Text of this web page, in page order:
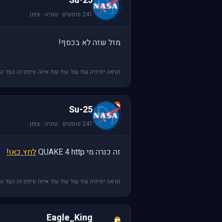
241 פוסטים · נתניה - צפון
מזל שזה לא בכסף!
תראה ימיניה עוד עוד עוד עוד איזה טיפס זה הצד
S
Su-25
241 פוסטים · נתניה - צפון
זה כנרה מי QUAKE 4 http לחץ כאן!
תראה ימיניה עוד עוד עוד עוד איזה טיפס זה הצד
Eagle_King